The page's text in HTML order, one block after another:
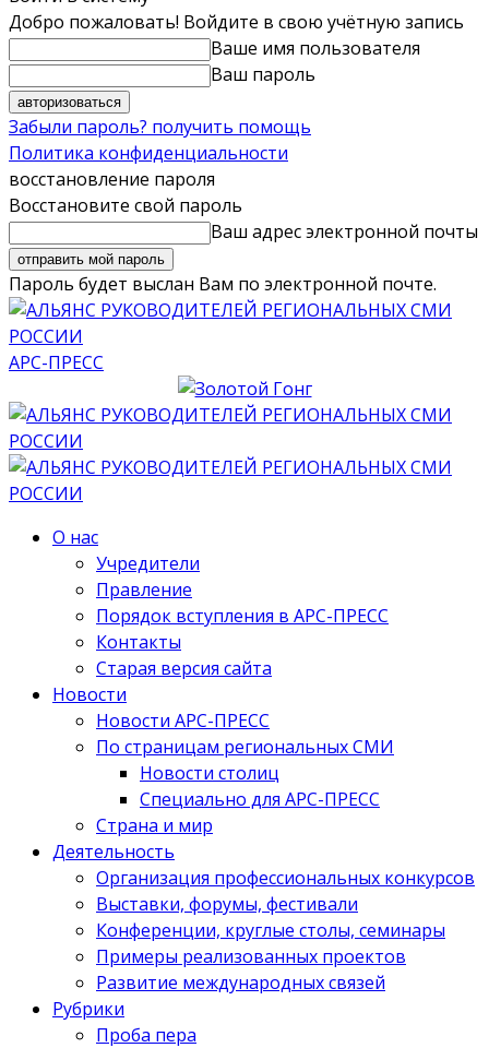
Добро пожаловать! Войдите в свою учётную запись
Ваше имя пользователя
Ваш пароль
Забыли пароль? получить помощь
Политика конфиденциальности
восстановление пароля
Восстановите свой пароль
Ваш адрес электронной почты
Пароль будет выслан Вам по электронной почте.
АРС-ПРЕСС
О нас
Учредители
Правление
Порядок вступления в АРС-ПРЕСС
Контакты
Старая версия сайта
Новости
Новости АРС-ПРЕСС
По страницам региональных СМИ
Новости столиц
Специально для АРС-ПРЕСС
Страна и мир
Деятельность
Организация профессиональных конкурсов
Выставки, форумы, фестивали
Конференции, круглые столы, семинары
Примеры реализованных проектов
Развитие международных связей
Рубрики
Проба пера